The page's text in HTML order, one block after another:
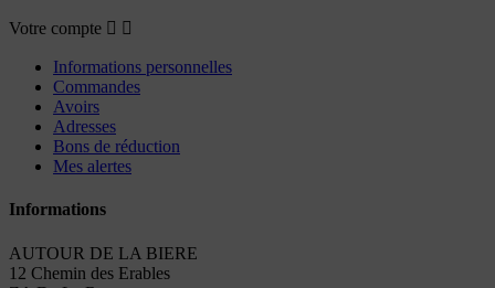
Votre compte  
Informations personnelles
Commandes
Avoirs
Adresses
Bons de réduction
Mes alertes
Informations
AUTOUR DE LA BIERE
12 Chemin des Erables